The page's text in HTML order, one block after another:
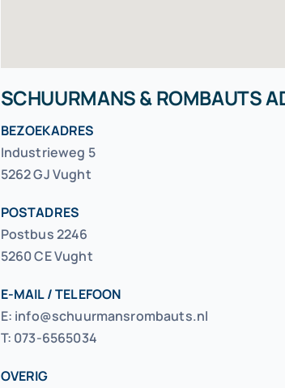
SCHUURMANS & ROMBAUTS
BEZOEKADRES
Industrieweg 5
5262 GJ Vught
POSTADRES
Postbus 2246
5260 CE Vught
E-MAIL / TELEFOON
E: info@schuurmansrombauts.nl
T: 073-6565034
OVERIG